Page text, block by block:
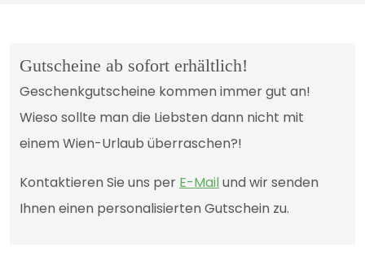
Gutscheine ab sofort erhältlich!
Geschenkgutscheine kommen immer gut an!
Wieso sollte man die Liebsten dann nicht mit
einem Wien-Urlaub überraschen?!
Kontaktieren Sie uns per E-Mailund wir senden
Ihnen einen personalisierten Gutschein zu.